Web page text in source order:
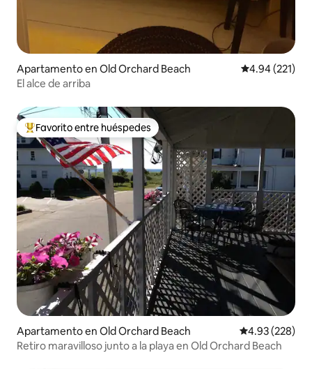
Apartamento en Old Orchard Beach Calificación
4.94 (221)
El alce de arriba
Favorito entre huéspedes preferido
Favorito entre huéspedes
Apartamento en Old Orchard Beach Calificación
4.93 (228)
Retiro maravilloso junto a la playa en Old Orchard Beach